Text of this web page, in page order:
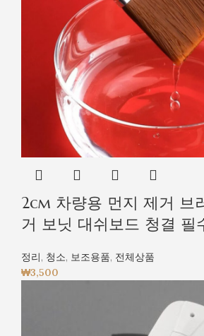
2cm 차량용 먼지 제거 브
거 보닛 대쉬보드 청결 필
정리, 청소, 보조용품, 전체상품
₩3,500